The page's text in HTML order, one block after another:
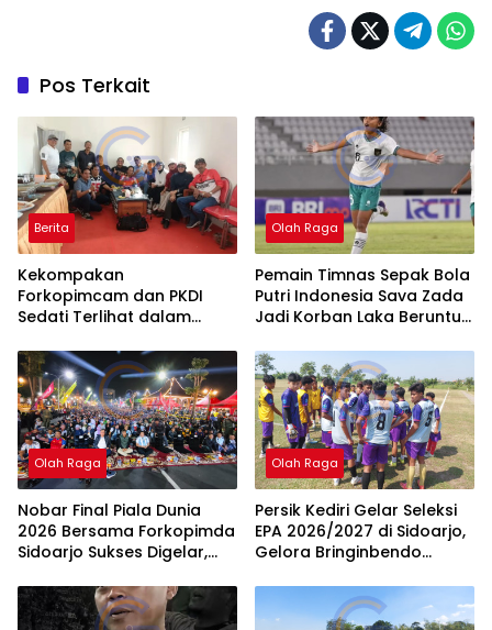
Pos Terkait
Berita
Kekompakan
Forkopimcam dan PKDI
Sedati Terlihat dalam
Tambak Cemandi
Olah Raga
Pemain Timnas Sepak Bola
Putri Indonesia Sava Zada
Jadi Korban Laka Beruntun
Intensif
Olah Raga
Nobar Final Piala Dunia
2026 Bersama Forkopimda
Sidoarjo Sukses Digelar,
Pemenang Doorprize
Olah Raga
Persik Kediri Gelar Seleksi
EPA 2026/2027 di Sidoarjo,
Gelora Bringinbendo
Talenta Muda